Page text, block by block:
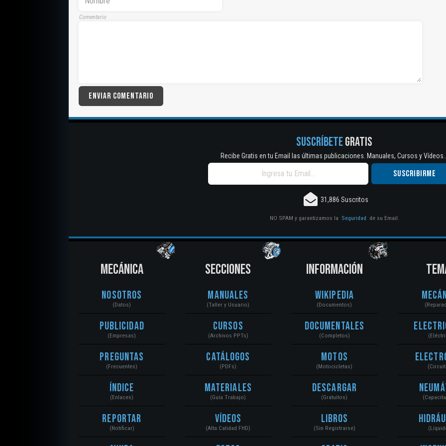
Comentario
SUSCRÍBETEGRATIS
Recibe Gratis en tu Email las últimas publicaciones. Manuales, Cursos y
31,886 Suscritos
NO SPAM y garantizamos la Seguridad de su Email.
MECÁNICA
Nosotros
(Datos)
Publicidad
(Empresas)
Preguntas
(Frecuentes)
Índice
(Enlaces)
Reportar
(Notificar)
SECCIONES
Manuales
(Taller y Usuario)
Cursos
(Archivos PPTs)
Catálogos
(PDFs)
Materiales
(Guía Trabajo)
Vídeos
(Alta Calidad FHD)
INFORMACIÓN
Wikipedia
(Documentos)
Documentales
(Completos)
Motos
(Motocicletas)
Descargar
(Gratuitos)
Libros
(Sin Registrarse)